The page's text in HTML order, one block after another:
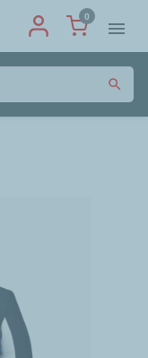
0
menu
search